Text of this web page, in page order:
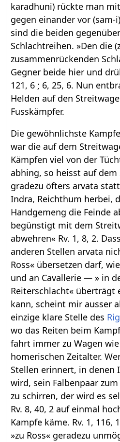
karadhuni) rückte man
gegen einander vor (sam-
sind die beiden
Schlachtreihen. »Den die
zusammenrückenden
Gegner beide hier und
121, 6 ; 6, 25, 6. Nun
Helden auf den
Fusskämpfer.
Die gewöhnlichste
war die auf dem
Kämpfen viel von der
abhing, so heisst auf
gradezu öfters arvata
Indra, Reichthum herbei,
Handgemeng die Feinde
begünstigt mit dem
abwehren« Rv. 1, 8, 2.
anderen Stellen arvata
Ross« übersetzen darf,
und an Cavallerie — » in
Reiterschlacht« überträgt
kann, scheint mir ausser
einzige klare Stelle des
wo das Reiten beim
fahrt immer zu Wagen
homerischen Zeitalter.
Stellen erinnert, in denen
wird, sein Falbenpaar
zu schirren, der wird es
Rv. 8, 40, 2 auf einmal
Kampfe käme. Rv. 1, 116,
»zu Ross« geradezu